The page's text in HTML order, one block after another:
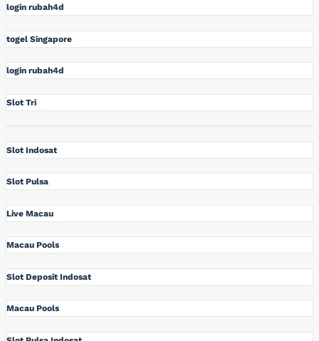
login rubah4d
togel Singapore
login rubah4d
Slot Tri
Slot Indosat
Slot Pulsa
Live Macau
Macau Pools
Slot Deposit Indosat
Macau Pools